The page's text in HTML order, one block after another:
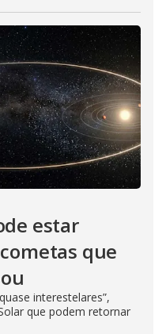
estar
que
interestelares”,
que podem retornar